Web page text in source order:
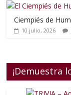
Ciempiés de
10 julio, 2026
¡Demuestra